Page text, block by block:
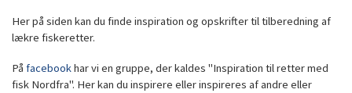
Her på siden kan du finde inspiration og opskrifter til tilberedning af
lækre fiskeretter.
På facebookhar vi en gruppe, der kaldes "Inspiration til retter med
fisk Nordfra". Her kan du inspirere eller inspireres af andre eller